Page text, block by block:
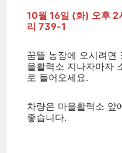
10월 16일 (화) 오후 2
리 739-1
꿈뜰 농장에 오시려면
을활력소 지나자마자
로 들어오세요.
차량은 마을활력소 앞
좋습니다.